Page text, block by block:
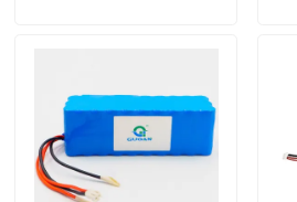
太陽エネルギー バッテリー電源
ポータブル発電所のバッテリー